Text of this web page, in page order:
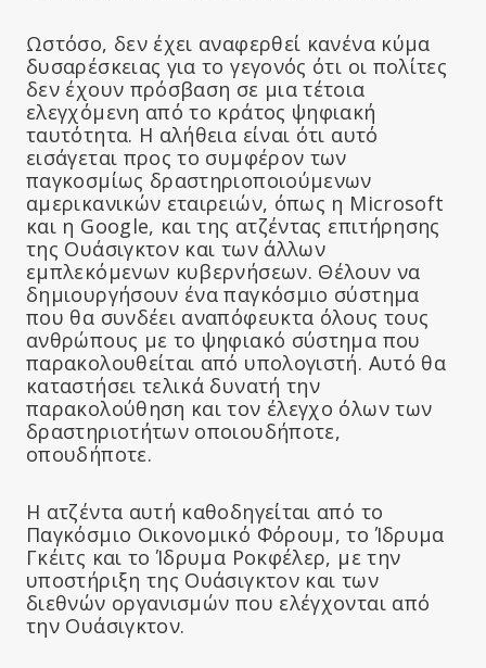
Ωστόσο, δεν έχει αναφερθεί κανένα κύμα
δυσαρέσκειας για το γεγονός ότι οι πολίτες
δεν έχουν πρόσβαση σε μια τέτοια
ελεγχόμενη από το κράτος ψηφιακή
ταυτότητα. Η αλήθεια είναι ότι αυτό
εισάγεται προς το συμφέρον των
παγκοσμίως δραστηριοποιούμενων
αμερικανικών εταιρειών, όπως η Microsoft
και η Google, και της ατζέντας επιτήρησης
της Ουάσιγκτον και των άλλων
εμπλεκόμενων κυβερνήσεων. Θέλουν να
δημιουργήσουν ένα παγκόσμιο σύστημα
που θα συνδέει αναπόφευκτα όλους τους
ανθρώπους με το ψηφιακό σύστημα που
παρακολουθείται από υπολογιστή. Αυτό θα
καταστήσει τελικά δυνατή την
παρακολούθηση και τον έλεγχο όλων των
δραστηριοτήτων οποιουδήποτε,
οπουδήποτε.
Η ατζέντα αυτή καθοδηγείται από το
Παγκόσμιο Οικονομικό Φόρουμ, το Ίδρυμα
Γκέιτς και το Ίδρυμα Ροκφέλερ, με την
υποστήριξη της Ουάσιγκτον και των
διεθνών οργανισμών που ελέγχονται από
την Ουάσιγκτον.